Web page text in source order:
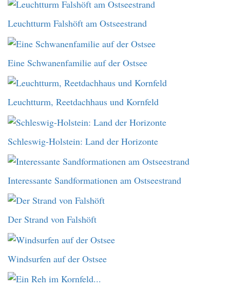
Leuchtturm Falshöft am Ostseestrand
Eine Schwanenfamilie auf der Ostsee
Leuchtturm, Reetdachhaus und Kornfeld
Schleswig-Holstein: Land der Horizonte
Interessante Sandformationen am Ostseestrand
Der Strand von Falshöft
Windsurfen auf der Ostsee